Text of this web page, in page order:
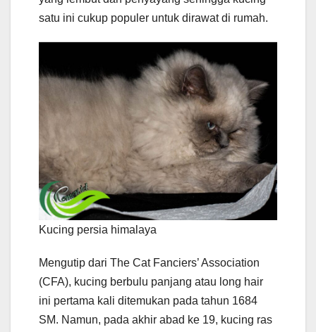
satu ini cukup populer untuk dirawat di rumah.
Kucing persia himalaya
Mengutip dari The Cat Fanciers’ Association
(CFA), kucing berbulu panjang atau long hair
ini pertama kali ditemukan pada tahun 1684
SM. Namun, pada akhir abad ke 19, kucing ras